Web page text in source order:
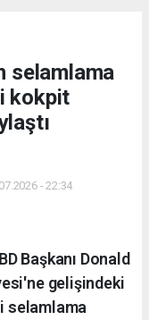
selamlama
kokpit
- 22:34
Başkanı Donald
gelişindeki
selamlama